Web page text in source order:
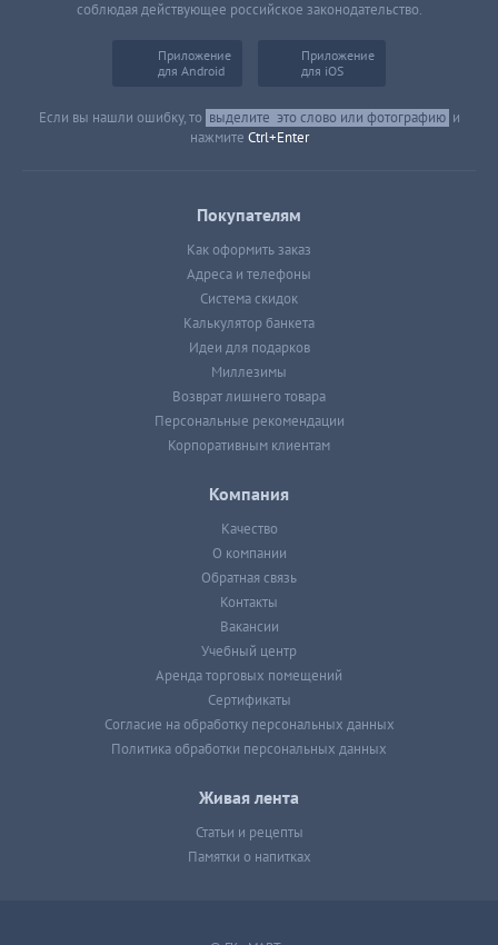
соблюдая действующее российское законодательство.
Приложение
для Android
Приложение
для iOS
Если вы нашли ошибку, то выделите это слово или фотографию и
нажмите Ctrl+Enter
Покупателям
Как оформить заказ
Адреса и телефоны
Система скидок
Калькулятор банкета
Идеи для подарков
Миллезимы
Возврат лишнего товара
Персональные рекомендации
Корпоративным клиентам
Компания
Качество
О компании
Обратная связь
Контакты
Вакансии
Учебный центр
Аренда торговых помещений
Сертификаты
Согласие на обработку персональных данных
Политика обработки персональных данных
Живая лента
Статьи и рецепты
Памятки о напитках